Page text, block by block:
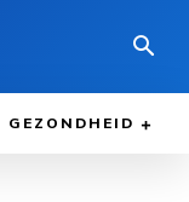
GEZONDHEID